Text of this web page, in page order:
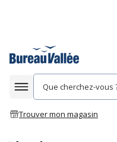
Afficher la navigation
Trouver mon magasin